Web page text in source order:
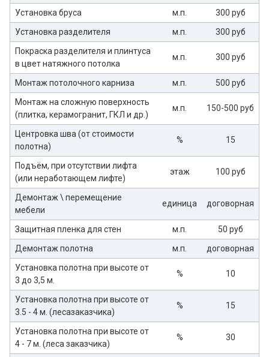
Установка бруса м.п.
300 руб
Установка разделителя
м.п.
300 руб
Покраска разделителя и плинтуса
в цвет натяжного потолка
м.п. 300 руб
Монтаж потолочного карниза м.п.
500 руб
Монтаж на сложную поверхность
(плитка, керамогранит, ГКЛ и др.)
м.п. 150-500 руб
Центровка шва (от стоимости
полотна)
% 15
Подъём, при отсутствии лифта
(или неработающем лифте)
этаж 100 руб
Демонтаж \ перемещение
мебели
единица договорная
Защитная пленка для стен м.п.
50 руб
Демонтаж полотна
м.п.
договорная
Установка полотна при высоте от
3 до 3,5 м.
% 10
Установка полотна при высоте от
3.5 - 4 м. (лесазаказчика)
% 15
Установка полотна при высоте от
4 - 7 м. (леса заказчика)
% 30